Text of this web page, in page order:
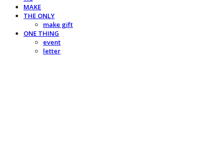
MAKE
THE ONLY
make gift
ONE THING
event
letter